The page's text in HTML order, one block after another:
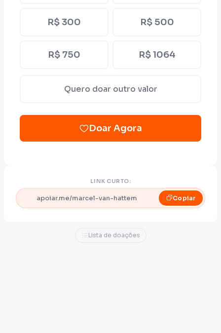
R$ 300 R$ 500
R$ 750 R$ 1064
Quero doar outro valor
Doar Agora
LINK CURTO:
apoiar.me/marcel-van-hattem Copiar
Lista de doações